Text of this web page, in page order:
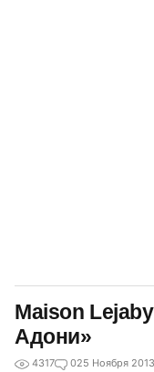
Maison
Адони»
4317 025 Ноября 2013